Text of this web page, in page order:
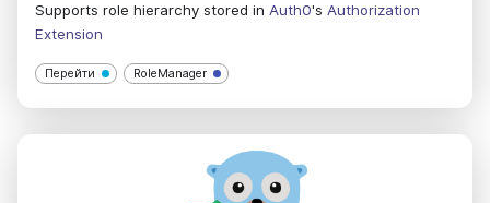
Supports role hierarchy stored in Auth0's Authorization
Extension
Перейти RoleManager